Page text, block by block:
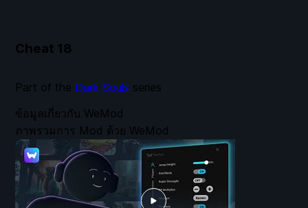
Cheat 18
ข้อมูลเกี่ยวกับ WeMod
ภาพรวมการ Mod ด้วย WeMod
Part of the Dark Souls series